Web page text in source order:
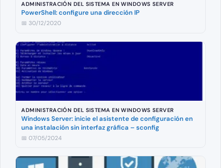
ADMINISTRACIÓN DEL SISTEMA EN WINDOWS SERVER
PowerShell: configure una dirección IP
📅 30/12/2020
ADMINISTRACIÓN DEL SISTEMA EN WINDOWS SERVER
Windows Server: inicie el asistente de configuración en
una instalación sin interfaz gráfica – sconfig
📅 07/05/2024